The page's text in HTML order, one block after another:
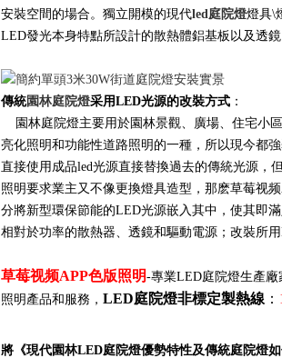
安裝空間的場合。獨立開模的現代led庭院燈燈具\
LED發光本身特點所設計的散熱體鋁基板以及透鏡
傳統園林庭院燈采用LED光源的改裝方式 ：
園林庭院燈主要用於園林景觀、廣場、住宅小
亮化照明和功能性道路照明的一種，所以現今都
直接使用成品led光源直接替換過去的傳統光源，
照明要求業主又不像更換燈具造型，那麽草莓视
分將新型環保節能的LED光源嵌入其中，使其即
相對於功率的散熱器、透鏡和驅動電源；改裝所
草莓视频APP色版照明-專業LED庭院燈生產
照明產品和服務， LED庭院燈非標定製熱線 ：
將《現代園林LED庭院燈優勢特性及傳統庭院燈